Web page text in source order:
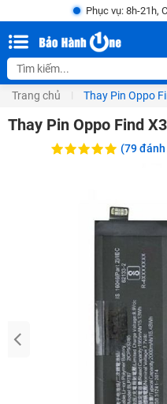
Phục vụ: 8h-21h,
Trang chủ Thay Pin Oppo
Thay Pin Oppo Find
(79